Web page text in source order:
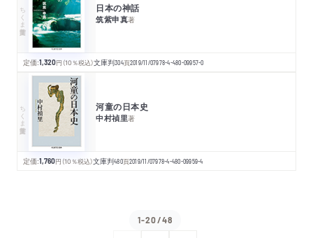
ちくま学芸文庫 日本の神話
筑紫申真著
定価:1,320円 （10％税込）文庫判304頁2019/11/07978-4-480-09957-0
ちくま学芸文庫 河童の日本史
中村禎里著
定価:1,760円 （10％税込）文庫判480頁2019/11/07978-4-480-09959-4
1-20/48